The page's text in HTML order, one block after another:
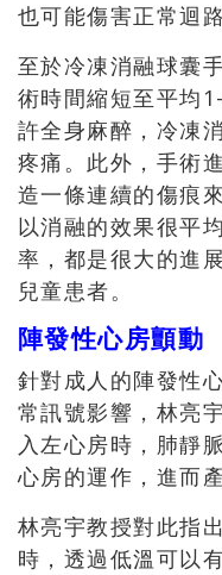
也可能傷害正常迴
至於冷凍消融球囊
術時間縮短至平均
許全身麻醉，冷凍
疼痛。此外，手術
造一條連續的傷痕
以消融的效果很平
率，都是很大的進
兒童患者。
陣發性心房顫
針對成人的陣發性
常訊號影響，林亮
入左心房時，肺靜
心房的運作，進而
林亮宇教授對此指
時，透過低溫可以